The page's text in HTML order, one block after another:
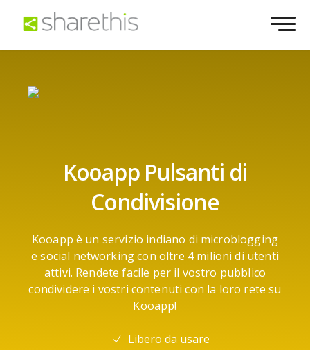
Kooapp Pulsanti di
Condivisione
Kooapp è un servizio indiano di microblogging
e social networking con oltre 4 milioni di utenti
attivi. Rendete facile per il vostro pubblico
condividere i vostri contenuti con la loro rete su
Kooapp!
Libero da usare